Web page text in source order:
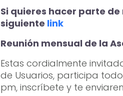
Si quieres hacer parte
siguiente link
Reunión mensual de la
Estas cordialmente
de Usuarios, participa
pm, inscríbete y te